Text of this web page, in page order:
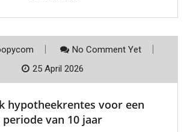
No Comment Yet
25 April 2026
hypotheekrentes voor een
periode van 10 jaar